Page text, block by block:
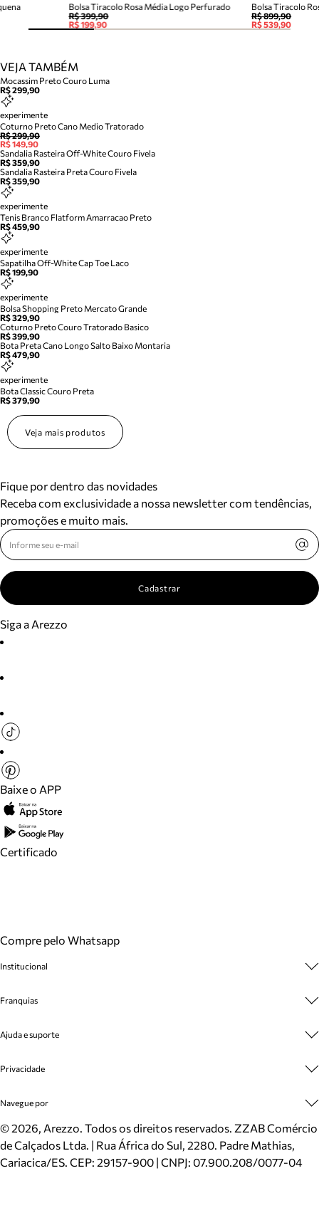
Bolsa Tiracolo Rosa Média Logo Perfurado
R$ 399,90
R$ 199,90
Bolsa Tiracolo
R$ 899,90
R$ 539,90
VEJA TAMBÉM
Mocassim Preto Couro Luma
R$ 299,90
experimente
Coturno Preto Cano Medio Tratorado
R$ 299,90
R$ 149,90
Sandalia Rasteira Off-White Couro Fivela
R$ 359,90
Sandalia Rasteira Preta Couro Fivela
R$ 359,90
experimente
Tenis Branco Flatform Amarracao Preto
R$ 459,90
experimente
Sapatilha Off-White Cap Toe Laco
R$ 199,90
experimente
Bolsa Shopping Preto Mercato Grande
R$ 329,90
Coturno Preto Couro Tratorado Basico
R$ 399,90
Bota Preta Cano Longo Salto Baixo Montaria
R$ 479,90
experimente
Bota Classic Couro Preta
R$ 379,90
Veja mais produtos
Fique por dentro das novidades
Receba com exclusividade a nossa newsletter com tendências,
promoções e muito mais.
Cadastrar
Siga a Arezzo
Baixe o APP
Certificado
Compre pelo Whatsapp
Institucional
Cashback
Venda Corporativa
Mapa do Site
Inverno
Mundo Arezzo
Franquias
Plano de Negócio
Ajuda e suporte
Cadastro
Meus Pedidos
Trocas e Devoluções
Cartão Presente
Localizador de lojas
Privacidade
Politica e Privacidade
Navegue por
Sapatos
Bolsas
Scarpins
©2026, Arezzo. Todos os direitos reservados. ZZAB Comércio
de Calçados Ltda. | Rua África do Sul, 2280. Padre Mathias,
Cariacica/ES. CEP: 29157-900 | CNPJ: 07.900.208/0077-04